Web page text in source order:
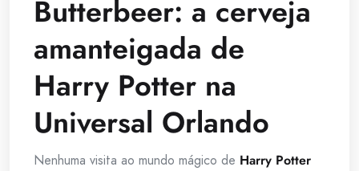
Butterbeer: a cerveja
amanteigada de
Harry Potter na
Universal Orlando
Nenhuma visita ao mundo mágico de Harry Potter